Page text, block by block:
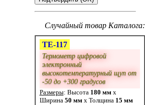
Случайный товар Каталога:
ТЕ-117
Термометр цифровой
электронный
высокотемпературный щуп от
-50 до +300 градусов
Размеры: Высота 180 ммx
Ширина 50 ммx Толщина 15 мм